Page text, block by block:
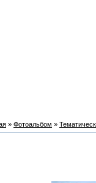
» Фотоальбом »